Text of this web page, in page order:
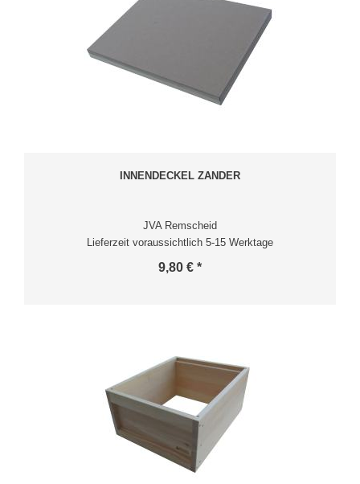
INNENDECKEL ZANDER
JVA Remscheid
Lieferzeit voraussichtlich 5-15 Werktage
9,80 € *